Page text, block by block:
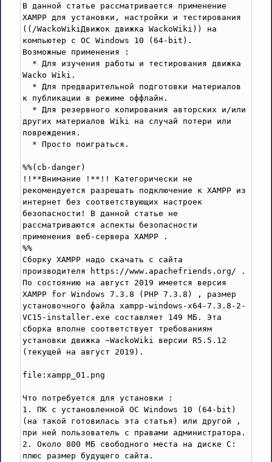
В данной статье рассматривается применение
XAMPP для установки, настройки и тестирования
((/WackoWikiДвижок движка WackoWiki)) на
компьютер с ОС Windows 10 (64-bit).
Возможные применения :
* Для изучения работы и тестирования движка
Wacko Wiki.
* Для предварительной подготовки материалов
к публикации в режиме оффлайн.
* Для резервного копирования авторских и/или
других материалов Wiki на случай потери или
повреждения.
* Просто поиграться.
%%(cb-danger)
!!**Внимание !**!! Категорически не
рекомендуется разрешать подключение к XAMPP из
интернет без соответствующих настроек
безопасности! В данной статье не
рассматриваются аспекты безопасности
применения веб-сервера XAMPP .
%%
Сборку XAMPP надо скачать с сайта
производителя https://www.apachefriends.org/ .
По состоянию на август 2019 имеется версия
XAMPP for Windows 7.3.8 (PHP 7.3.8) , размер
установочного файла xampp-windows-x64-7.3.8-2-
VC15-installer.exe составляет 149 МБ. Этa
сборка вполне соответствует требованиям
установки движка ~WackoWiki версии R5.5.12
(текущей на август 2019).
file:xampp_01.png
Что потребуется для установки :
1. ПК с установленной ОС Windows 10 (64-bit)
(на такой готовилась эта статья) или другой ,
при ней пользователь с правами администратора.
2. Около 800 МБ свободного места на диске C:
плюс размер будущего сайта.